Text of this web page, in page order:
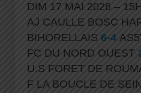
DIM 17 MAI 2026 –
AJ CAULLE BOSC
BIHORELLAIS 6-4
FC DU NORD OUEST
U.S FORET DE
F LA BOUCLE DE